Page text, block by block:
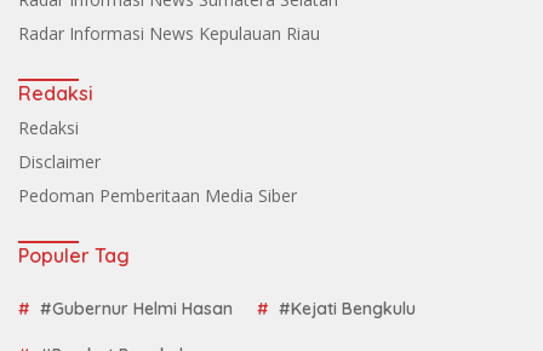
Radar Informasi News Kepulauan Riau
Redaksi
Redaksi
Disclaimer
Pedoman Pemberitaan Media Siber
Populer Tag
#Gubernur Helmi Hasan #Kejati Bengkulu